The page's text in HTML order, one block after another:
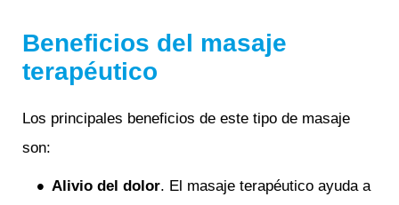
Beneficios del masaje
terapéutico
Los principales beneficios de este tipo de masaje
son:
Alivio del dolor. El masaje terapéutico ayuda a